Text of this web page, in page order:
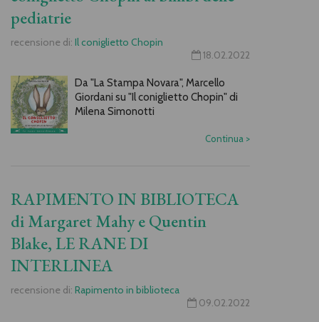
pediatrie
recensione di: Il coniglietto Chopin
18.02.2022
Da "La Stampa Novara", Marcello
Giordani su "Il coniglietto Chopin" di
Milena Simonotti
Continua >
RAPIMENTO IN BIBLIOTECA
di Margaret Mahy e Quentin
Blake, LE RANE DI
INTERLINEA
recensione di: Rapimento in biblioteca
09.02.2022